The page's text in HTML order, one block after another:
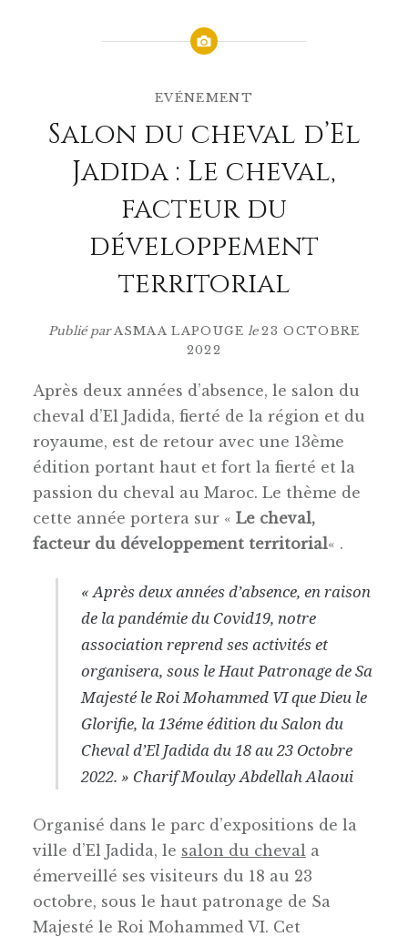
EVÉNEMENT
Salon du cheval d’El
Jadida : Le cheval,
facteur du
développement
territorial
Publié parASMAA LAPOUGE le23 OCTOBRE
2022
Après deux années d’absence, le salon du
cheval d’El Jadida, fierté de la région et du
royaume, est de retour avec une 13ème
édition portant haut et fort la fierté et la
passion du cheval au Maroc. Le thème de
cette année portera sur « Le cheval,
facteur du développement territorial« .
« Après deux années d’absence, en raison
de la pandémie du Covid19, notre
association reprend ses activités et
organisera, sous le Haut Patronage de Sa
Majesté le Roi Mohammed VI que Dieu le
Glorifie, la 13éme édition du Salon du
Cheval d’El Jadida du 18 au 23 Octobre
2022. » Charif Moulay Abdellah Alaoui
Organisé dans le parc d’expositions de la
ville d’El Jadida, le salon du cheval a
émerveillé ses visiteurs du 18 au 23
octobre, sous le haut patronage de Sa
Majesté le Roi Mohammed VI. Cet